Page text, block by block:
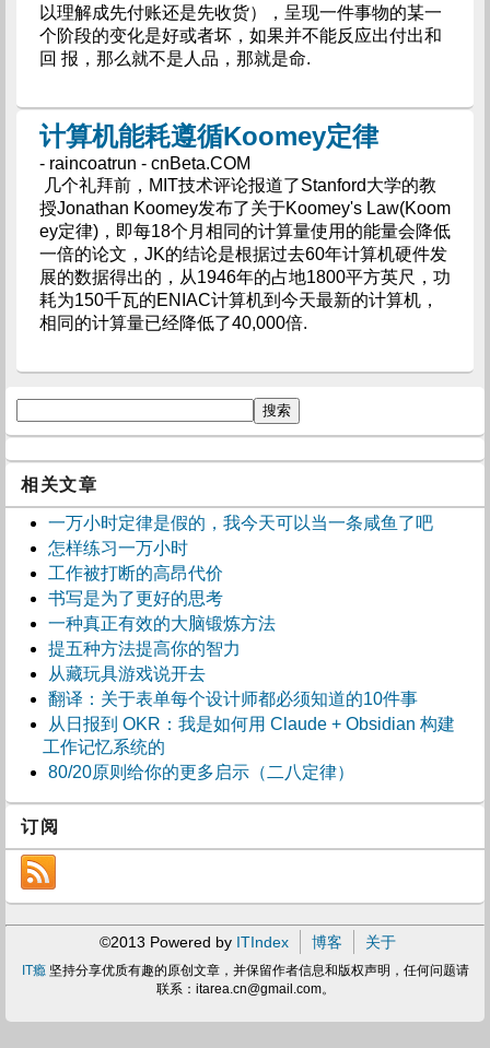
以理解成先付账还是先收货），呈现一件事物的某一
个阶段的变化是好或者坏，如果并不能反应出付出和
回 报，那么就不是人品，那就是命.
计算机能耗遵循Koomey定律
- raincoatrun - cnBeta.COM
几个礼拜前，MIT技术评论报道了Stanford大学的教
授Jonathan Koomey发布了关于Koomey's Law(Koom
ey定律)，即每18个月相同的计算量使用的能量会降低
一倍的论文，JK的结论是根据过去60年计算机硬件发
展的数据得出的，从1946年的占地1800平方英尺，功
耗为150千瓦的ENIAC计算机到今天最新的计算机，
相同的计算量已经降低了40,000倍.
相关文章
一万小时定律是假的，我今天可以当一条咸鱼了吧
怎样练习一万小时
工作被打断的高昂代价
书写是为了更好的思考
一种真正有效的大脑锻炼方法
提五种方法提高你的智力
从藏玩具游戏说开去
翻译：关于表单每个设计师都必须知道的10件事
从日报到 OKR：我是如何用 Claude + Obsidian 构建
工作记忆系统的
80/20原则给你的更多启示（二八定律）
订阅
©2013 Powered by ITIndex 博客 关于
IT瘾坚持分享优质有趣的原创文章，并保留作者信息和版权声明，任何问题请
联系： itarea.cn@gmail.com。